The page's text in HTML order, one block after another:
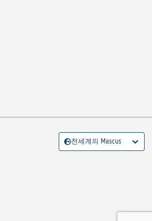
전세계의 Mascus